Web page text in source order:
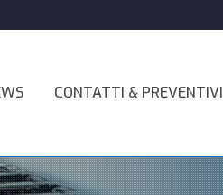
CONTATTI & PREVENTIVI